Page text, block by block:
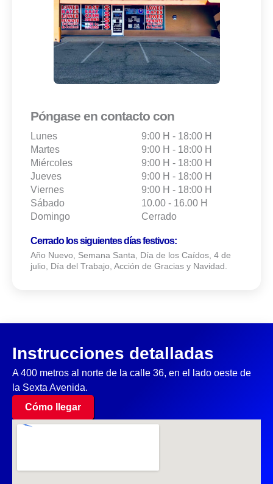
Póngase en contacto con
Lunes
Martes
Miércoles
Jueves
Viernes
Sábado
Domingo
9:00 H - 18:00 H
9:00 H - 18:00 H
9:00 H - 18:00 H
9:00 H - 18:00 H
9:00 H - 18:00 H
10.00 - 16.00 H
Cerrado
Cerrado los siguientes días festivos:
Año Nuevo, Semana Santa, Día de los Caídos, 4 de
julio, Día del Trabajo, Acción de Gracias y Navidad.
Instrucciones detalladas
A 400 metros al norte de la calle 36, en el lado oeste de
la Sexta Avenida.
Cómo llegar